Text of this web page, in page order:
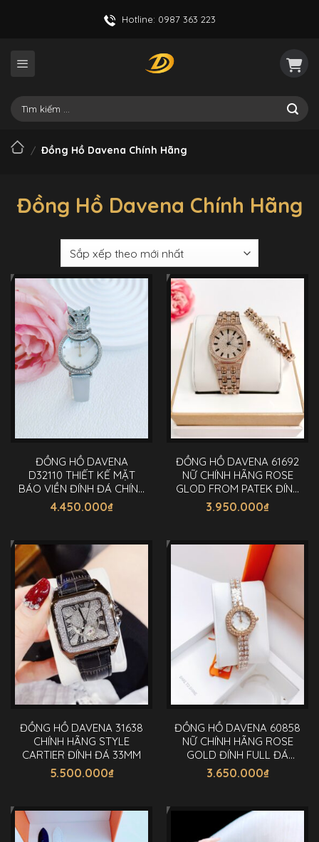
Hotline: 0987 363 223
Tìm
kiếm:
/ Đồng Hồ Davena Chính Hãng
Đồng Hồ Davena Chính Hãng
ĐỒNG HỒ DAVENA
D32110 THIẾT KẾ MẶT
BÁO VIỀN ĐÍNH ĐÁ CHÍNH
HÃNG 34MM
4.450.000₫
ĐỒNG HỒ DAVENA 61692
NỮ CHÍNH HÃNG ROSE
GLOD FROM PATEK ĐÍNH
ĐÁ 30MM
3.950.000₫
ĐỒNG HỒ DAVENA 31638
CHÍNH HÃNG STYLE
CARTIER ĐÍNH ĐÁ 33MM
5.500.000₫
ĐỒNG HỒ DAVENA 60858
NỮ CHÍNH HÃNG ROSE
GOLD ĐÍNH FULL ĐÁ
24MM
3.650.000₫